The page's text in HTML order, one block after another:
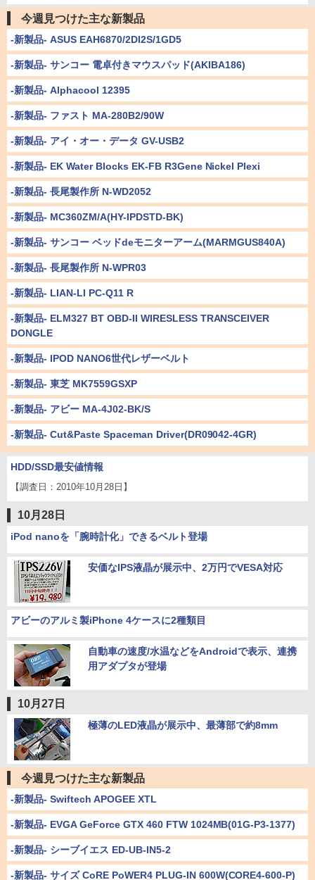
今週見つけた主な新製品
-新製品- ASUS EAH6870/2DI2S/1GD5
-新製品- サンコー 電卓付きマウスパッド(AKIBA186)
-新製品- Alphacool 12395
-新製品- ファスト MA-280B2/90W
-新製品- アイ・オー・データ GV-USB2
-新製品- EK Water Blocks EK-FB R3Gene Nickel Plexi
-新製品- 長尾製作所 N-WD2052
-新製品- MC360ZM/A(HY-IPDSTD-BK)
-新製品- サンコー ベッドdeモニターアーム(MARMGUS840A)
-新製品- 長尾製作所 N-WPR03
-新製品- LIAN-LI PC-Q11 R
-新製品- ELM327 BT OBD-II WIRESLESS TRANSCEIVER
DONGLE
-新製品- IPOD NANO6世代レザーベルト
-新製品- 東芝 MK7559GSXP
-新製品- アビー MA-4J02-BK/S
-新製品- Cut&Paste Spaceman Driver(DR09042-4GR)
HDD/SSD最安値情報
【調査日：2010年10月28日】
10月28日
iPod nanoを「腕時計化」できるベルト登場
安価なIPS液晶が展示中、2万円でVESA対応
アビーのアルミ製iPhone 4ケースに2種類目
自動車の速度/水温などをAndroidで表示、連携
用アダプタが登場
10月27日
極薄のLED液晶が展示中、最薄部で約8mm
今週見つけた主な新製品
-新製品- Swiftech APOGEE XTL
-新製品- EVGA GeForce GTX 460 FTW 1024MB(01G-P3-1377)
-新製品- シーブイエス ED-UB-IN5-2
-新製品- サイズ CoRE PoWER4 PLUG-IN 600W(CORE4-600-P)